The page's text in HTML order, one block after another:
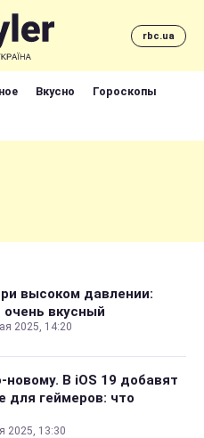
rbc.ua
Вкусно Гороскопы
высоком давлении:
вкусный
2025, 14:20
новому. В iOS 19 добавят
для геймеров: что
2025, 13:30